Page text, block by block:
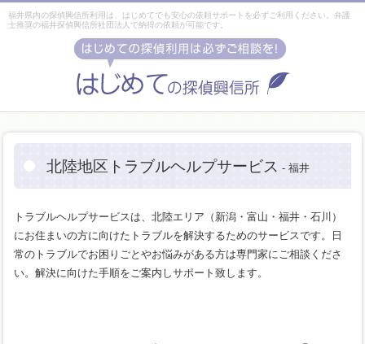
北陸地区トラブルヘルプサービス - 福井
トラブルヘルプサービスは、北陸エリア（新潟・富山・福井・石川）
にお住まいの方に向けたトラブルを解決するためのサービスです。日
常のトラブルでお困りごとやお悩みがある方は専門家にご相談くださ
い。解決に向けた手順をご案内しサポート致します。
福井県内の探偵興信所利用は、はじめてでも安心の依頼サポートを必ずご利用ください。弁護
士推奨の福井探偵興信所社団法人で納得の依頼が可能です。